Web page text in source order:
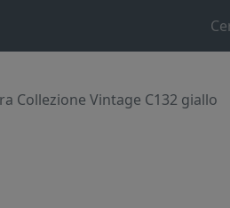
Collezione Vintage C132 giallo